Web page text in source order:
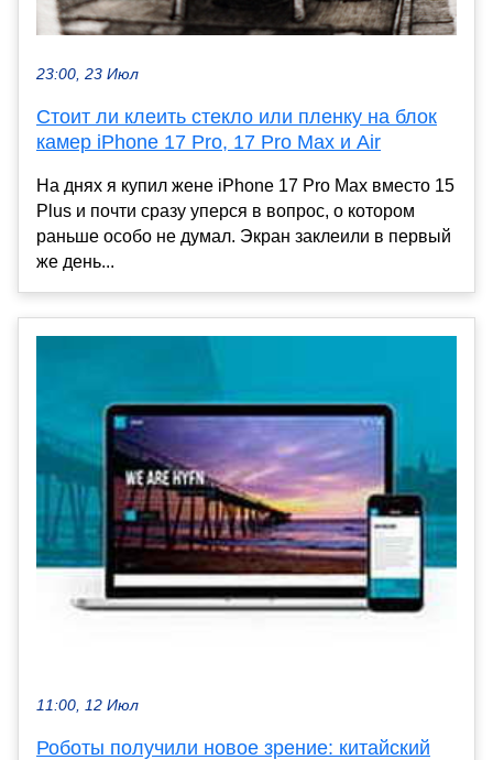
23:00, 23 Июл
Стоит ли клеить стекло или пленку на блок
камер iPhone 17 Pro, 17 Pro Max и Air
На днях я купил жене iPhone 17 Pro Max вместо 15
Plus и почти сразу уперся в вопрос, о котором
раньше особо не думал. Экран заклеили в первый
же день...
11:00, 12 Июл
Роботы получили новое зрение: китайский